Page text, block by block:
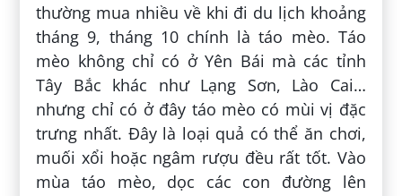
thường mua nhiều về khi đi du lịch khoảng
tháng 9, tháng 10 chính là táo mèo. Táo
mèo không chỉ có ở Yên Bái mà các tỉnh
Tây Bắc khác như Lạng Sơn, Lào Cai…
nhưng chỉ có ở đây táo mèo có mùi vị đặc
trưng nhất. Đây là loại quả có thể ăn chơi,
muối xổi hoặc ngâm rượu đều rất tốt. Vào
mùa táo mèo, dọc các con đường lên